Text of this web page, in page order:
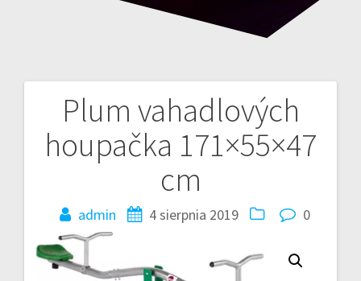
Plum vahadlových
houpačka 171×55×47
cm
admin 4 sierpnia 2019 0
Nawigacja
wpisu